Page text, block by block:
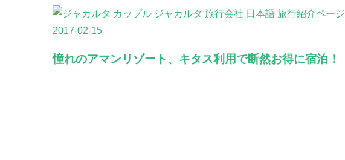
旅行紹介ページ
2017-02-15
憧れのアマンリゾート、キタス利用で断然お得に宿泊！